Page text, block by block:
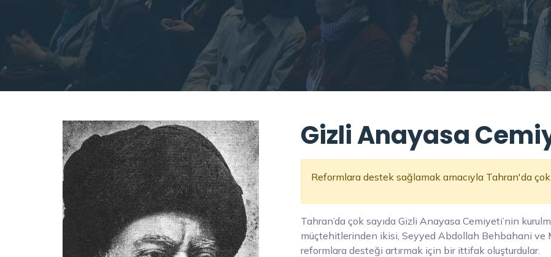
Gizli Anayasa
Reformlara destek sağlamak amacıyla Tahran'da
Tahran’da çok sayıda Gizli Anayasa Cemiyeti’nin
müçtehitlerinden ikisi, Seyyed Abdollah Behbahani ve
reformlara desteği artırmak için bir ittifak oluşturdular.